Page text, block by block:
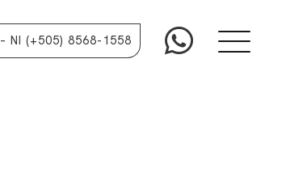
– NI (+505) 8568-1558